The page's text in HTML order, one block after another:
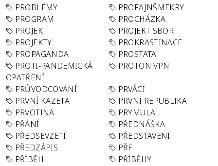
PROBLÉMY
PROFAJNŠMEKRY
PROGRAM
PROCHÁZKA
PROJEKT
PROJEKT SBOR
PROJEKTY
PROKRASTINACE
PROPAGANDA
PROSTATA
PROTI-PANDEMICKÁ
OPATŘENÍ
PROTON VPN
PRŮVODCOVÁNÍ
PRVÁCI
PRVNÍ KAZETA
PRVNÍ REPUBLIKA
PRVOTINA
PRYMULA
PŘÁNÍ
PŘEDNÁŠKA
PŘEDSEVZETÍ
PŘEDSTAVENÍ
PŘEDZÁPIS
PŘF
PŘÍBĚH
PŘÍBĚHY